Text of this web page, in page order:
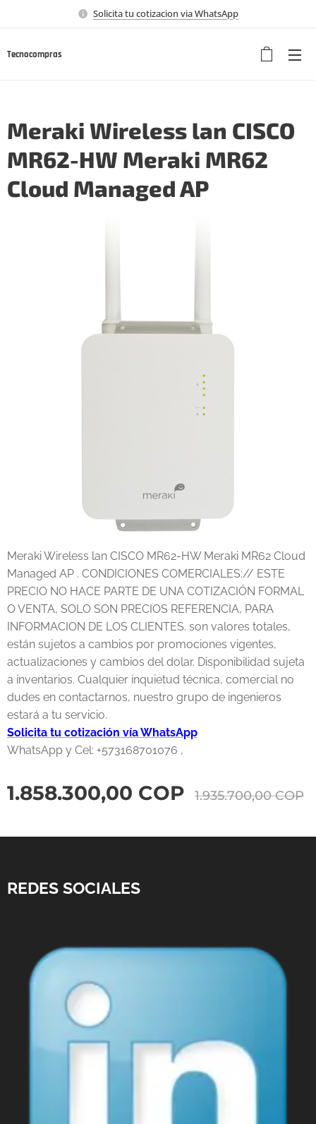
Solicita tu cotizacion via WhatsApp
Tecnocompras
Meraki Wireless lan CISCO
MR62-HW Meraki MR62
Cloud Managed AP
Meraki Wireless lan CISCO MR62-HW Meraki MR62 Cloud
Managed AP . CONDICIONES COMERCIALES:// ESTE
PRECIO NO HACE PARTE DE UNA COTIZACIÓN FORMAL
O VENTA, SOLO SON PRECIOS REFERENCIA, PARA
INFORMACION DE LOS CLIENTES. son valores totales,
están sujetos a cambios por promociones vigentes,
actualizaciones y cambios del dolar. Disponibilidad sujeta
a inventarios. Cualquier inquietud técnica, comercial no
dudes en contactarnos, nuestro grupo de ingenieros
estará a tu servicio.
Solicita tu cotización vía WhatsApp
WhatsApp y Cel: +573168701076 ,
1.858.300,00 COP 1.935.700,00COP
REDES SOCIALES